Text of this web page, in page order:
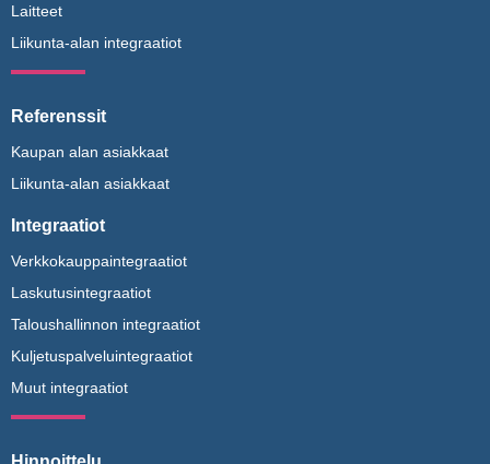
Laitteet
Liikunta-alan integraatiot
Referenssit
Kaupan alan asiakkaat
Liikunta-alan asiakkaat
Integraatiot
Verkkokauppaintegraatiot
Laskutusintegraatiot
Taloushallinnon integraatiot
Kuljetuspalveluintegraatiot
Muut integraatiot